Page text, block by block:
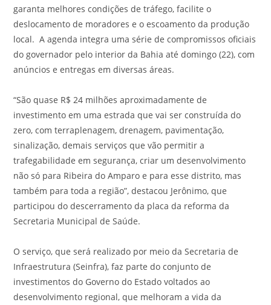
garanta melhores condições de tráfego, facilite o
deslocamento de moradores e o escoamento da produção
local. A agenda integra uma série de compromissos oficiais
do governador pelo interior da Bahia até domingo (22), com
anúncios e entregas em diversas áreas.
“São quase R$ 24 milhões aproximadamente de
investimento em uma estrada que vai ser construída do
zero, com terraplenagem, drenagem, pavimentação,
sinalização, demais serviços que vão permitir a
trafegabilidade em segurança, criar um desenvolvimento
não só para Ribeira do Amparo e para esse distrito, mas
também para toda a região”, destacou Jerônimo, que
participou do descerramento da placa da reforma da
Secretaria Municipal de Saúde.
O serviço, que será realizado por meio da Secretaria de
Infraestrutura (Seinfra), faz parte do conjunto de
investimentos do Governo do Estado voltados ao
desenvolvimento regional, que melhoram a vida da